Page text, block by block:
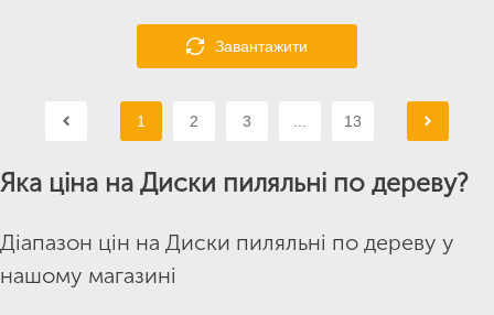
Завантажити
1 2 3 13
Яка ціна на Диски пиляльні по дереву?
Діапазон цін на Диски пиляльні по дереву у
нашому магазині